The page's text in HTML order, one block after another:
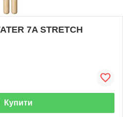
7A STRETCH
Купити